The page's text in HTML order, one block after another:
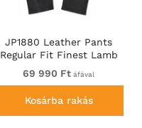
JP1880 Leather Pants
Regular Fit Finest Lamb
Nappa Black
69 990 Ft áfával
Kosárba rakás